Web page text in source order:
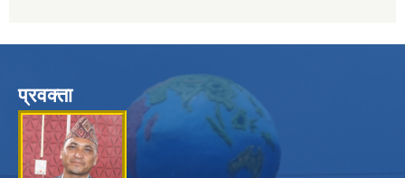
प्रवक्ता